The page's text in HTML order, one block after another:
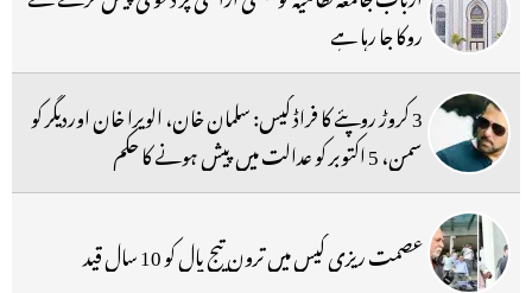
روکا جا رہا ہے
3 کروڑ روپئے کا فراڈ کیس: سلمان خان، الویرا خان اوردیگر کو
سمن، 5 اکتوبر کو عدالت میں پیش ہونے کا حکم
عصمت ریزی کیس میں ترون تیج پال کو 10 سال قید